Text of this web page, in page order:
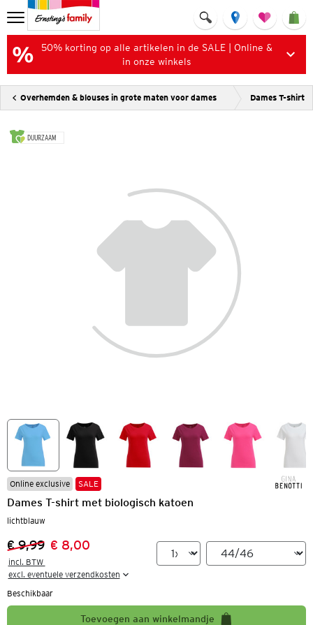
50% korting op alle artikelen in de SALE | Online &
in onze winkels
Overhemden & blouses in grote maten voor dames Dames T-shirt
DUURZAAM
Online exclusive SALE
Dames T-shirt met biologisch katoen
lichtblauw
Vorige prijs:
€ 9,99
Nieuwe prijs:
€ 8,00
incl. BTW
excl. eventuele verzendkosten
Beschikbaar
Toevoegen aan winkelmandje